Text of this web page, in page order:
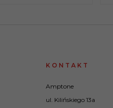
KONTAKT
Amptone
ul. Kilińskiego 13a